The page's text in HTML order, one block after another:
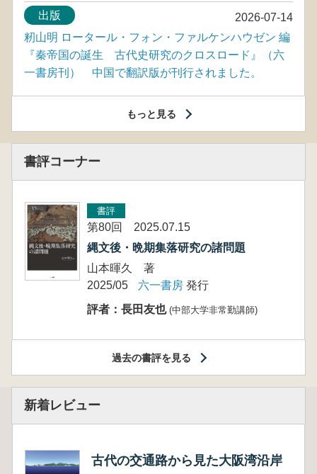
2026-07-14
出版
籾山明 ロータール・フォン・ファルケンハウゼン 編
『秦帝国の誕生 古代史研究のクロスロード』（六
一書房刊） 中国で翻訳版が刊行されました。
もっと見る
書評コーナー
書評
第80回 2025.07.15
縄文後・晩期集落研究の諸問題
山本暉久 著
2025/05
六一書房 発行
評者：長田友也 (中部大学非常勤講師)
過去の書評を見る
新着レビュー
古代の交通路から見た大阪湾沿岸